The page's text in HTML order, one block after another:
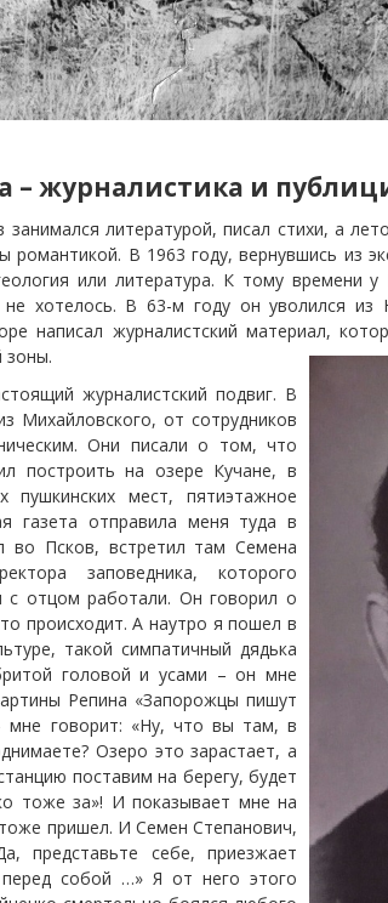
– журналистика и
литературой, писал стихи, а
романтикой. В 1963 году, вернувшись из
или литература. К тому времени
хотелось. В 63-м году он уволился из
написал журналистский материал,
зоны.
журналистский подвиг. В
Михайловского, от сотрудников
Они писали о том, что
построить на озере Кучане, в
мест, пятиэтажное
газета отправила меня туда в
во Псков, встретил там Семена
заповедника, которого
с отцом работали. Он говорил о
происходит. А наутро я пошел в
такой симпатичный дядька
головой и усами – он мне
Репина «Запорожцы пишут
мне говорит: «Ну, что вы там, в
Озеро это зарастает, а
поставим на берегу, будет
тоже за»! И показывает мне на
пришел. И Семен Степанович,
представьте себе, приезжает
собой …» Я от него этого